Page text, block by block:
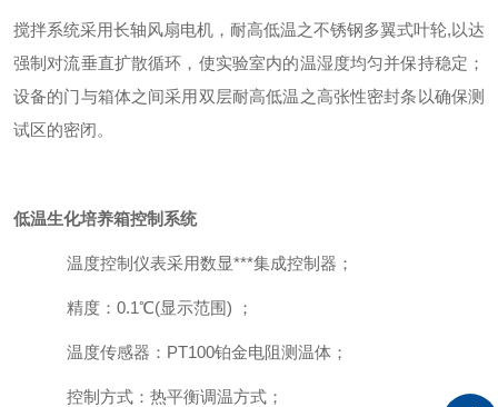
搅拌系统采用长轴风扇电机，耐高低温之不锈钢多翼式叶轮,以达
强制对流垂直扩散循环，使实验室内的温湿度均匀并保持稳定；
设备的门与箱体之间采用双层耐高低温之高张性密封条以确保测
试区的密闭。
低温生化培养箱控制系统
温度控制仪表采用数显***集成控制器；
精度： 0.1℃(显示范围) ；
温度传感器： PT100铂金电阻测温体；
控制方式：热平衡调温方式；